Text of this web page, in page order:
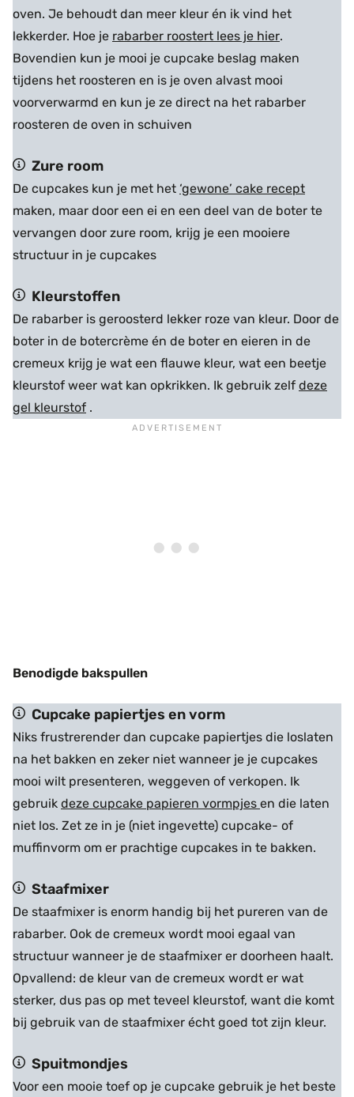
oven. Je behoudt dan meer kleur én ik vind het
lekkerder. Hoe je rabarber roostert lees je hier.
Bovendien kun je mooi je cupcake beslag maken
tijdens het roosteren en is je oven alvast mooi
voorverwarmd en kun je ze direct na het rabarber
roosteren de oven in schuiven
Zure room
De cupcakes kun je met het ‘gewone’ cake recept
maken, maar door een ei en een deel van de boter te
vervangen door zure room, krijg je een mooiere
structuur in je cupcakes
Kleurstoffen
De rabarber is geroosterd lekker roze van kleur. Door de
boter in de botercrème én de boter en eieren in de
cremeux krijg je wat een flauwe kleur, wat een beetje
kleurstof weer wat kan opkrikken. Ik gebruik zelf deze
gel kleurstof .
Benodigde bakspullen
Cupcake papiertjes en vorm
Niks frustrerender dan cupcake papiertjes die loslaten
na het bakken en zeker niet wanneer je je cupcakes
mooi wilt presenteren, weggeven of verkopen. Ik
gebruik deze cupcake papieren vormpjes en die laten
niet los. Zet ze in je (niet ingevette) cupcake- of
muffinvorm om er prachtige cupcakes in te bakken.
Staafmixer
De staafmixer is enorm handig bij het pureren van de
rabarber. Ook de cremeux wordt mooi egaal van
structuur wanneer je de staafmixer er doorheen haalt.
Opvallend: de kleur van de cremeux wordt er wat
sterker, dus pas op met teveel kleurstof, want die komt
bij gebruik van de staafmixer écht goed tot zijn kleur.
Spuitmondjes
Voor een mooie toef op je cupcake gebruik je het beste